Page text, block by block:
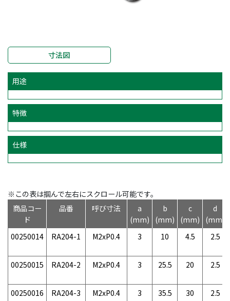
寸法図
用途
特徴
仕様
※この表は掴んで左右にスクロール可能です。
商品コー
ド
品番 呼び寸法
a
(mm)
b
(mm)
c
(mm)
d
(mm)
00250014
RA204-1 M2xP0.4 3 10 4.5 2.5
00250015 RA204-2 M2xP0.4 3 25.5 20 2.5
00250016 RA204-3 M2xP0.4 3 35.5 30 2.5